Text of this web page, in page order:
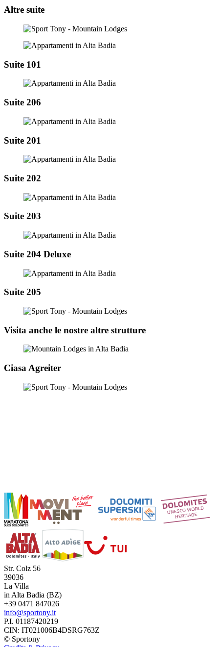
Altre suite
Suite 101
Suite 206
Suite 201
Suite 202
Suite 203
Suite 204 Deluxe
Suite 205
Visita anche le nostre altre strutture
Ciasa Agreiter
Str. Colz 56
39036
La Villa
in Alta Badia (BZ)
+39 0471 847026
info@sportony.it
P.I. 01187420219
CIN: IT021006B4DSRG763Z
© Sportony